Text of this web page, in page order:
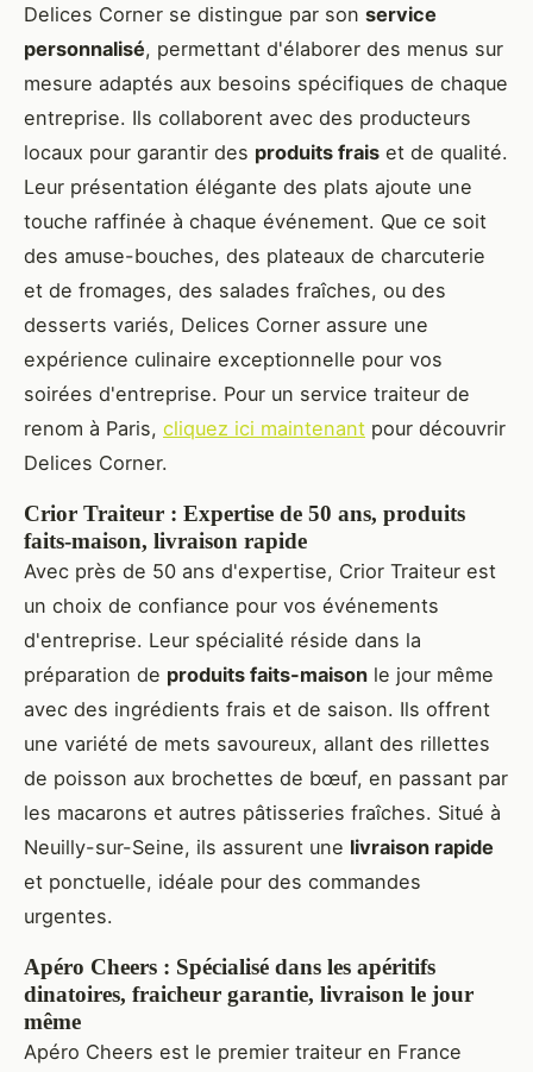
Delices Corner se distingue par son service
personnalisé, permettant d'élaborer des menus sur
mesure adaptés aux besoins spécifiques de chaque
entreprise. Ils collaborent avec des producteurs
locaux pour garantir des produits frais et de qualité.
Leur présentation élégante des plats ajoute une
touche raffinée à chaque événement. Que ce soit
des amuse-bouches, des plateaux de charcuterie
et de fromages, des salades fraîches, ou des
desserts variés, Delices Corner assure une
expérience culinaire exceptionnelle pour vos
soirées d'entreprise. Pour un service traiteur de
renom à Paris, cliquez ici maintenant pour découvrir
Delices Corner.
Crior Traiteur : Expertise de 50 ans, produits
faits-maison, livraison rapide
Avec près de 50 ans d'expertise, Crior Traiteur est
un choix de confiance pour vos événements
d'entreprise. Leur spécialité réside dans la
préparation de produits faits-maison le jour même
avec des ingrédients frais et de saison. Ils offrent
une variété de mets savoureux, allant des rillettes
de poisson aux brochettes de bœuf, en passant par
les macarons et autres pâtisseries fraîches. Situé à
Neuilly-sur-Seine, ils assurent une livraison rapide
et ponctuelle, idéale pour des commandes
urgentes.
Apéro Cheers : Spécialisé dans les apéritifs
dinatoires, fraicheur garantie, livraison le jour
même
Apéro Cheers est le premier traiteur en France